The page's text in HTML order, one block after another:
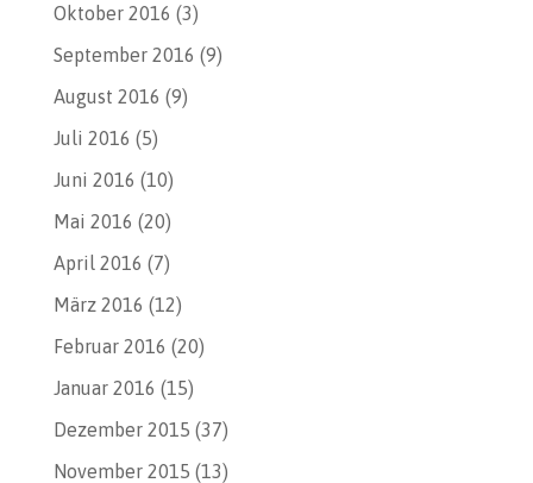
Oktober 2016 (3)
September 2016 (9)
August 2016 (9)
Juli 2016 (5)
Juni 2016 (10)
Mai 2016 (20)
April 2016 (7)
März 2016 (12)
Februar 2016 (20)
Januar 2016 (15)
Dezember 2015 (37)
November 2015 (13)